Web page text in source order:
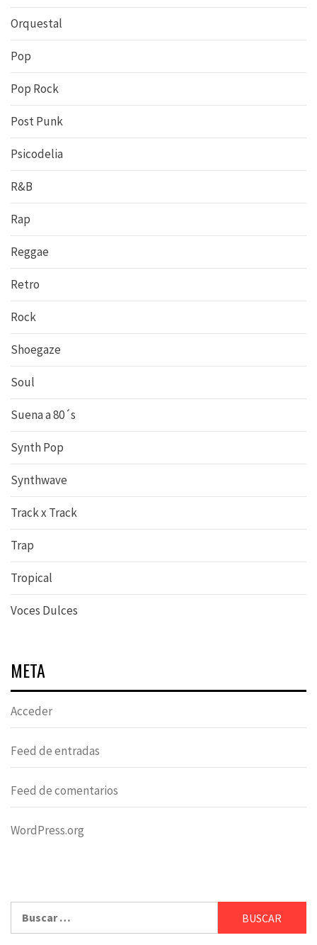
Orquestal
Pop
Pop Rock
Post Punk
Psicodelia
R&B
Rap
Reggae
Retro
Rock
Shoegaze
Soul
Suena a 80´s
Synth Pop
Synthwave
Track x Track
Trap
Tropical
Voces Dulces
META
Acceder
Feed de entradas
Feed de comentarios
WordPress.org